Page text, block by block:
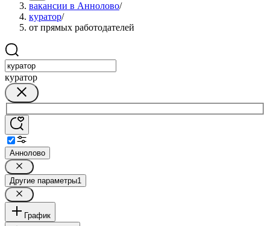
вакансии в Аннолово/
куратор/
от прямых работодателей
куратор
Аннолово
Другие параметры1
График